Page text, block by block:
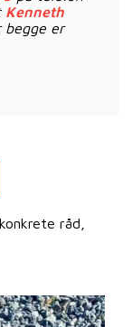
Kenneth
begge er
råd,